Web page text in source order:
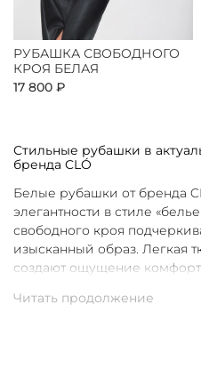
РУБАШКА СВОБОДНОГО
КРОЯ БЕЛАЯ
17 800 ₽
Стильные рубашки в
бренда CLÓ
Белые рубашки от бренда
элегантности в стиле
свободного кроя
изысканный образ. Легкая
создают ощущение
чистоты и